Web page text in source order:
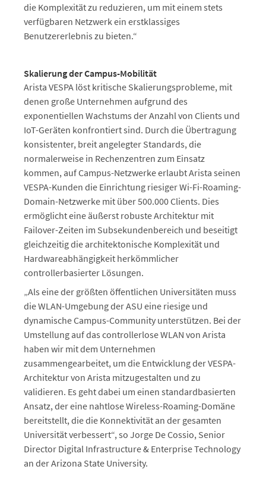
die Komplexität zu reduzieren, um mit einem stets
verfügbaren Netzwerk ein erstklassiges
Benutzererlebnis zu bieten.“
Skalierung der Campus-Mobilität
Arista VESPA löst kritische Skalierungsprobleme, mit
denen große Unternehmen aufgrund des
exponentiellen Wachstums der Anzahl von Clients und
IoT-Geräten konfrontiert sind. Durch die Übertragung
konsistenter, breit angelegter Standards, die
normalerweise in Rechenzentren zum Einsatz
kommen, auf Campus-Netzwerke erlaubt Arista seinen
VESPA-Kunden die Einrichtung riesiger Wi-Fi-Roaming-
Domain-Netzwerke mit über 500.000 Clients. Dies
ermöglicht eine äußerst robuste Architektur mit
Failover-Zeiten im Subsekundenbereich und beseitigt
gleichzeitig die architektonische Komplexität und
Hardwareabhängigkeit herkömmlicher
controllerbasierter Lösungen.
„Als eine der größten öffentlichen Universitäten muss
die WLAN-Umgebung der ASU eine riesige und
dynamische Campus-Community unterstützen. Bei der
Umstellung auf das controllerlose WLAN von Arista
haben wir mit dem Unternehmen
zusammengearbeitet, um die Entwicklung der VESPA-
Architektur von Arista mitzugestalten und zu
validieren. Es geht dabei um einen standardbasierten
Ansatz, der eine nahtlose Wireless-Roaming-Domäne
bereitstellt, die die Konnektivität an der gesamten
Universität verbessert“, so Jorge De Cossio, Senior
Director Digital Infrastructure & Enterprise Technology
an der Arizona State University.